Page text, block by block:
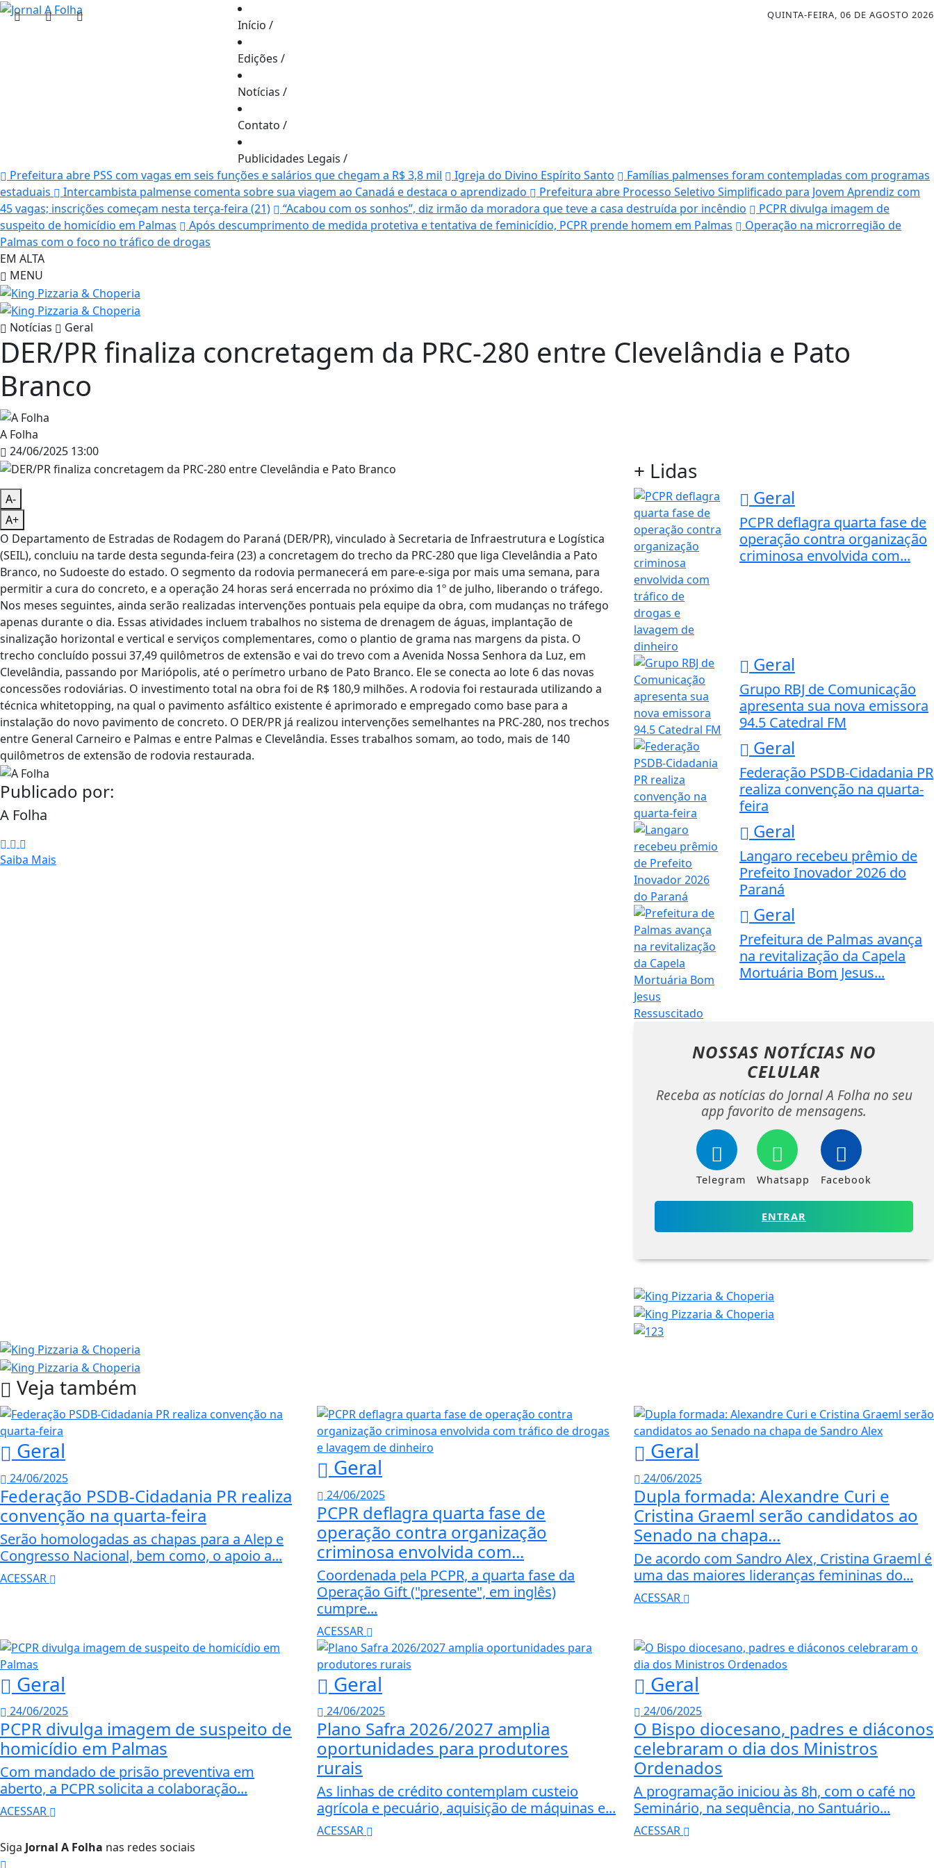
QUINTA-FEIRA, 06 DE AGOSTO 2026
Início /
Edições /
Notícias /
Contato /
Publicidades Legais /
Prefeitura abre PSS com vagas em seis funções e salários que chegam a R$ 3,8 mil
Igreja do Divino Espírito Santo
Famílias palmenses foram contempladas com programas
estaduais
Intercambista palmense comenta sobre sua viagem ao Canadá e destaca o aprendizado
Prefeitura abre Processo Seletivo Simplificado para Jovem Aprendiz com
45 vagas; inscrições começam nesta terça-feira (21)
“Acabou com os sonhos”, diz irmão da moradora que teve a casa destruída por incêndio
PCPR divulga imagem de
suspeito de homicídio em Palmas
Após descumprimento de medida protetiva e tentativa de feminicídio, PCPR prende homem em Palmas
Operação na microrregião de
Palmas com o foco no tráfico de drogas
EM ALTA
MENU
Notícias Geral
DER/PR finaliza concretagem da PRC-280 entre Clevelândia e Pato
Branco
A Folha
24/06/2025 13:00
A-
A+
O Departamento de Estradas de Rodagem do Paraná (DER/PR), vinculado à Secretaria de Infraestrutura e Logística
(SEIL), concluiu na tarde desta segunda-feira (23) a concretagem do trecho da PRC-280 que liga Clevelândia a Pato
Branco, no Sudoeste do estado. O segmento da rodovia permanecerá em pare-e-siga por mais uma semana, para
permitir a cura do concreto, e a operação 24 horas será encerrada no próximo dia 1º de julho, liberando o tráfego.
Nos meses seguintes, ainda serão realizadas intervenções pontuais pela equipe da obra, com mudanças no tráfego
apenas durante o dia. Essas atividades incluem trabalhos no sistema de drenagem de águas, implantação de
sinalização horizontal e vertical e serviços complementares, como o plantio de grama nas margens da pista. O
trecho concluído possui 37,49 quilômetros de extensão e vai do trevo com a Avenida Nossa Senhora da Luz, em
Clevelândia, passando por Mariópolis, até o perímetro urbano de Pato Branco. Ele se conecta ao lote 6 das novas
concessões rodoviárias. O investimento total na obra foi de R$ 180,9 milhões. A rodovia foi restaurada utilizando a
técnica whitetopping, na qual o pavimento asfáltico existente é aprimorado e empregado como base para a
instalação do novo pavimento de concreto. O DER/PR já realizou intervenções semelhantes na PRC-280, nos trechos
entre General Carneiro e Palmas e entre Palmas e Clevelândia. Esses trabalhos somam, ao todo, mais de 140
quilômetros de extensão de rodovia restaurada.
Publicado por:
A Folha
Saiba Mais
+ Lidas
Geral
PCPR deflagra quarta fase de
operação contra organização
criminosa envolvida com...
Geral
Grupo RBJ de Comunicação
apresenta sua nova emissora
94.5 Catedral FM
Geral
Federação PSDB-Cidadania PR
realiza convenção na quarta-
feira
Geral
Langaro recebeu prêmio de
Prefeito Inovador 2026 do
Paraná
Geral
Prefeitura de Palmas avança
na revitalização da Capela
Mortuária Bom Jesus...
NOSSAS NOTÍCIAS NO
CELULAR
Receba as notícias do Jornal A Folha no seu
app favorito de mensagens.
Telegram Whatsapp Facebook
ENTRAR
Veja também
Geral
24/06/2025
Federação PSDB-Cidadania PR realiza
convenção na quarta-feira
Serão homologadas as chapas para a Alep e
Congresso Nacional, bem como, o apoio a...
ACESSAR
Geral
24/06/2025
PCPR deflagra quarta fase de
operação contra organização
criminosa envolvida com...
Coordenada pela PCPR, a quarta fase da
Operação Gift ("presente", em inglês)
cumpre...
ACESSAR
Geral
24/06/2025
Dupla formada: Alexandre Curi e
Cristina Graeml serão candidatos ao
Senado na chapa...
De acordo com Sandro Alex, Cristina Graeml é
uma das maiores lideranças femininas do...
ACESSAR
Geral
24/06/2025
PCPR divulga imagem de suspeito de
homicídio em Palmas
Com mandado de prisão preventiva em
aberto, a PCPR solicita a colaboração...
ACESSAR
Geral
24/06/2025
Plano Safra 2026/2027 amplia
oportunidades para produtores
rurais
As linhas de crédito contemplam custeio
agrícola e pecuário, aquisição de máquinas e...
ACESSAR
Geral
24/06/2025
O Bispo diocesano, padres e diáconos
celebraram o dia dos Ministros
Ordenados
A programação iniciou às 8h, com o café no
Seminário, na sequência, no Santuário...
ACESSAR
Siga Jornal A Folha nas redes sociais